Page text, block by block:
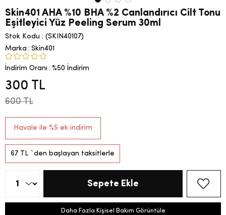
Skin401 AHA %10 BHA %2 Canlandırıcı Cilt Tonu
Eşitleyici Yüz Peeling Serum 30ml
Stok Kodu
(SKIN40107)
Marka : Skin401
İndirim Oranı : %50 İndirim
600 TL
300 TL
Havale ile %5 ek indirim
67 TL `den başlayan taksitlerle
Daha Fazla Kişisel Bakım Görüntüle